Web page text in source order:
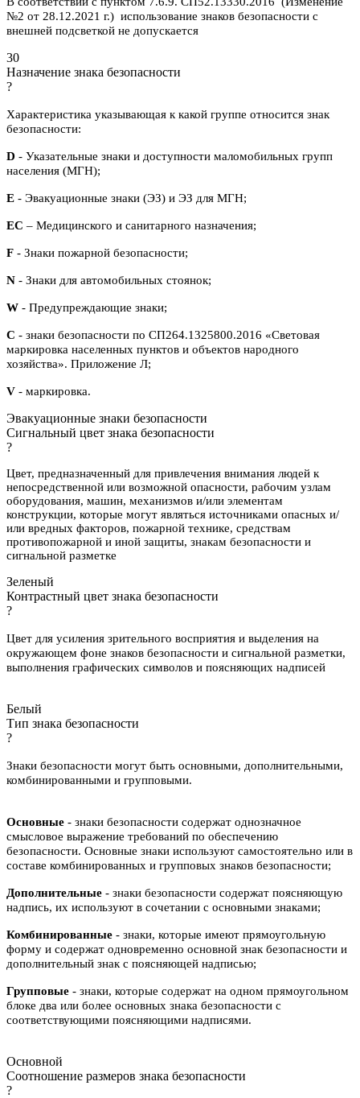
№2 от 28.12.2021 г.) использование знаков безопасности с
внешней подсветкой не допускается
30
Назначение знака безопасности
?
Характеристика указывающая к какой группе относится знак
безопасности:
D - Указательные знаки и доступности маломобильных групп
населения (МГН);
E - Эвакуационные знаки (ЭЗ) и ЭЗ для МГН;
ЕС – Медицинского и санитарного назначения;
F - Знаки пожарной безопасности;
N - Знаки для автомобильных стоянок;
W - Предупреждающие знаки;
С - знаки безопасности по СП264.1325800.2016 «Световая
маркировка населенных пунктов и объектов народного
хозяйства». Приложение Л;
V - маркировка.
Эвакуационные знаки безопасности
Сигнальный цвет знака безопасности
?
Цвет, предназначенный для привлечения внимания людей к
непосредственной или возможной опасности, рабочим узлам
оборудования, машин, механизмов и/или элементам
конструкции, которые могут являться источниками опасных и/
или вредных факторов, пожарной технике, средствам
противопожарной и иной защиты, знакам безопасности и
сигнальной разметке
Зеленый
Контрастный цвет знака безопасности
?
Цвет для усиления зрительного восприятия и выделения на
окружающем фоне знаков безопасности и сигнальной разметки,
выполнения графических символов и поясняющих надписей
Белый
Тип знака безопасности
?
Знаки безопасности могут быть основными, дополнительными,
комбинированными и групповыми.
Основные - знаки безопасности содержат однозначное
смысловое выражение требований по обеспечению
безопасности. Основные знаки используют самостоятельно или в
составе комбинированных и групповых знаков безопасности;
Дополнительные - знаки безопасности содержат поясняющую
надпись, их используют в сочетании с основными знаками;
Комбинированные - знаки, которые имеют прямоугольную
форму и содержат одновременно основной знак безопасности и
дополнительный знак с поясняющей надписью;
Групповые - знаки, которые содержат на одном прямоугольном
блоке два или более основных знака безопасности с
соответствующими поясняющими надписями.
Основной
Соотношение размеров знака безопасности
?